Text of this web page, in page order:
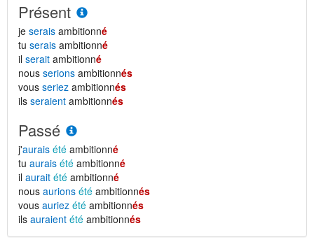
Présent
je serais ambitionné
tu serais ambitionné
il serait ambitionné
nous serions ambitionnés
vous seriez ambitionnés
ils seraient ambitionnés
Passé
j'aurais été ambitionné
tu aurais été ambitionné
il aurait été ambitionné
nous aurions été ambitionnés
vous auriez été ambitionnés
ils auraient été ambitionnés